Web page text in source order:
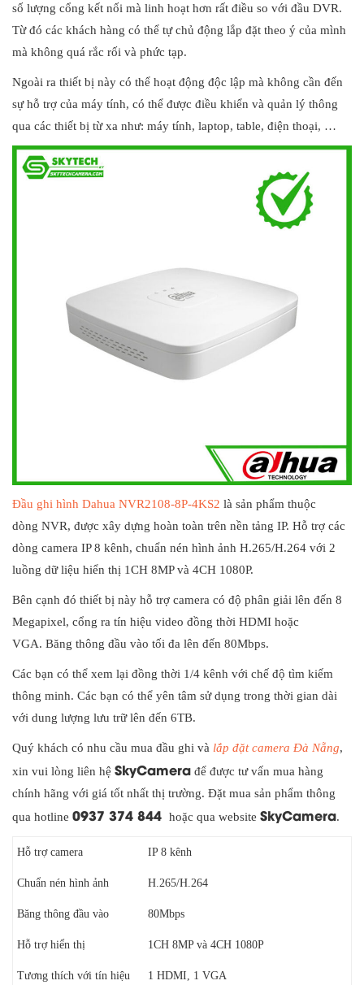
số lượng cổng kết nối mà linh hoạt hơn rất điều so với đầu DVR.
Từ đó các khách hàng có thể tự chủ động lắp đặt theo ý của mình
mà không quá rắc rối và phức tạp.
Ngoài ra thiết bị này có thể hoạt động độc lập mà không cần đến
sự hỗ trợ của máy tính, có thể được điều khiển và quản lý thông
qua các thiết bị từ xa như: máy tính, laptop, table, điện thoại, …
Đầu ghi hình Dahua NVR2108-8P-4KS2 là sản phẩm thuộc
dòng NVR, được xây dựng hoàn toàn trên nền tảng IP. Hỗ trợ các
dòng camera IP 8 kênh, chuẩn nén hình ảnh H.265/H.264 với 2
luồng dữ liệu hiển thị 1CH 8MP và 4CH 1080P.
Bên cạnh đó thiết bị này hỗ trợ camera có độ phân giải lên đến 8
Megapixel, cổng ra tín hiệu video đồng thời HDMI hoặc
VGA. Băng thông đầu vào tối đa lên đến 80Mbps.
Các bạn có thể xem lại đồng thời 1/4 kênh với chế độ tìm kiếm
thông minh. Các bạn có thể yên tâm sử dụng trong thời gian dài
với dung lượng lưu trữ lên đến 6TB.
Quý khách có nhu cầu mua đầu ghi và lắp đặt camera Đà Nẵng,
xin vui lòng liên hệ SkyCamera để được tư vấn mua hàng
chính hãng với giá tốt nhất thị trường. Đặt mua sản phẩm thông
qua hotline 0937 374 844 hoặc qua website SkyCamera.
Hỗ trợ camera IP 8 kênh
Chuẩn nén hình ảnh H.265/H.264
Băng thông đầu vào 80Mbps
Hỗ trợ hiển thị 1CH 8MP và 4CH 1080P
Tương thích với tín hiệu
1 HDMI, 1 VGA